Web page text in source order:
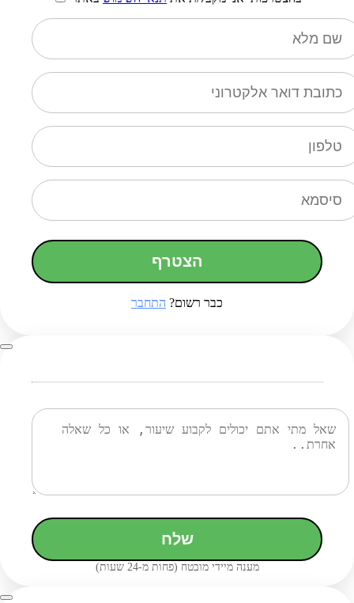
הצטרף
כבר רשום? התחבר
שלח
מענה מיידי מובטח (פחות מ-24 שעות)